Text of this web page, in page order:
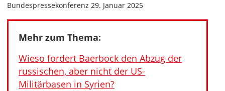
Bundespressekonferenz 29. Januar 2025
Mehr zum Thema:
Wieso fordert Baerbock den Abzug der
russischen, aber nicht der US-
Militärbasen in Syrien?